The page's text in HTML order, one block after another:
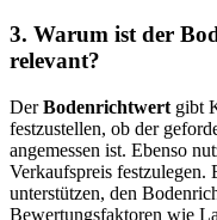
3. Warum ist der
relevant?
DerBodenrichtwert gibt
festzustellen, ob der
angemessen ist. Ebenso
Verkaufspreis festzulegen.
unterstützen, den
Bewertungsfaktoren wie